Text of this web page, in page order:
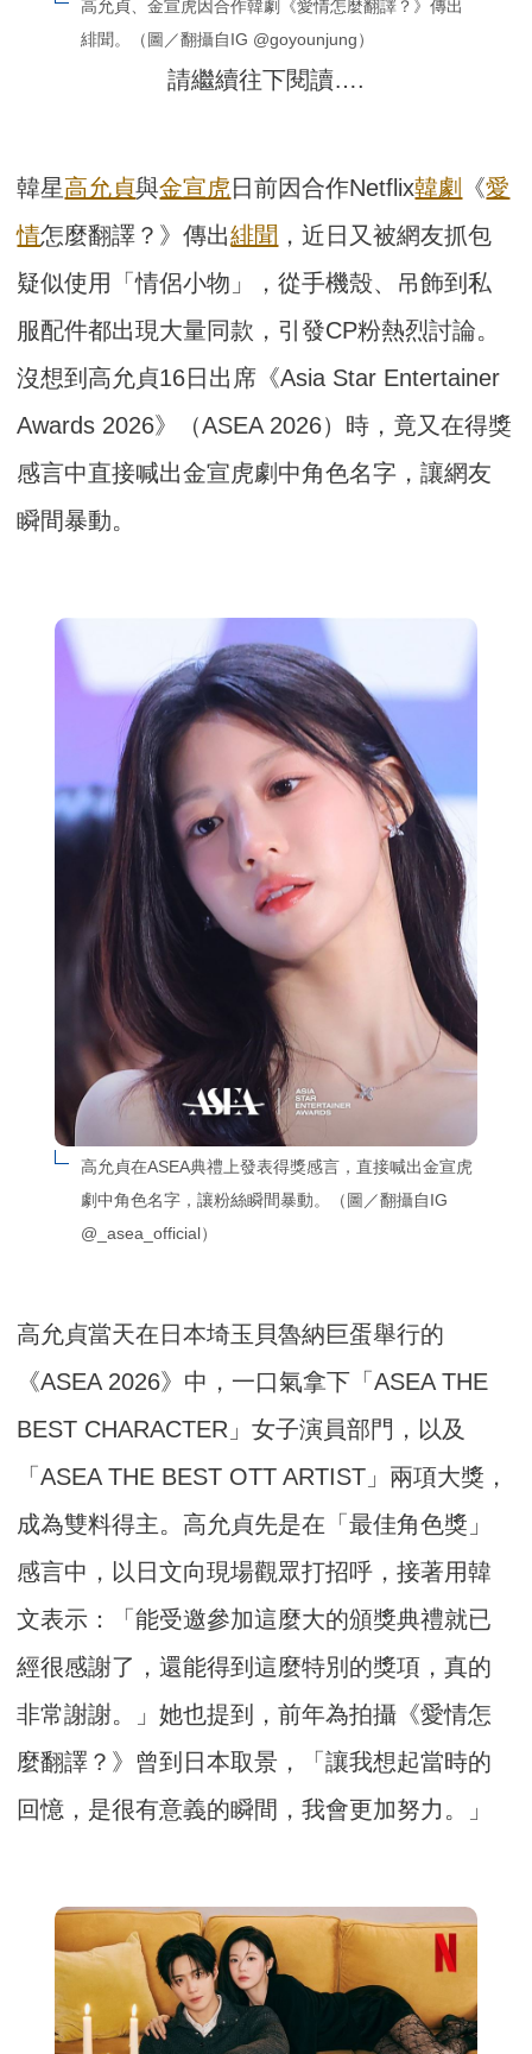
高允貞、金宣虎因合作韓劇《愛情怎麼翻譯？》傳出
緋聞。（圖／翻攝自IG @goyounjung）
請繼續往下閱讀….
韓星高允貞與金宣虎 日前因合作Netflix韓劇 《愛
情怎麼翻譯？》傳出緋聞 ，近日又被網友抓包
疑似使用「情侶小物」，從手機殼、吊飾到私
服配件都出現大量同款，引發CP粉熱烈討論。
沒想到高允貞16日出席《Asia Star Entertainer
Awards 2026》（ASEA 2026）時，竟又在得獎
感言中直接喊出金宣虎劇中角色名字，讓網友
瞬間暴動。
高允貞在ASEA典禮上發表得獎感言，直接喊出金宣虎
劇中角色名字，讓粉絲瞬間暴動。（圖／翻攝自IG
@_asea_official）
高允貞當天在日本埼玉貝魯納巨蛋舉行的
《ASEA 2026》中，一口氣拿下「ASEA THE
BEST CHARACTER」女子演員部門，以及
「ASEA THE BEST OTT ARTIST」兩項大獎，
成為雙料得主。高允貞先是在「最佳角色獎」
感言中，以日文向現場觀眾打招呼，接著用韓
文表示：「能受邀參加這麼大的頒獎典禮就已
經很感謝了，還能得到這麼特別的獎項，真的
非常謝謝。」她也提到，前年為拍攝《愛情怎
麼翻譯？》曾到日本取景，「讓我想起當時的
回憶，是很有意義的瞬間，我會更加努力。」